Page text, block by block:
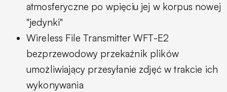
atmosferyczne po wpięciu jej w korpus nowej
"jedynki"
Wireless File Transmitter WFT-E2
bezprzewodowy przekaźnik plików
umożliwiający przesyłanie zdjęć w trakcie ich
wykonywania